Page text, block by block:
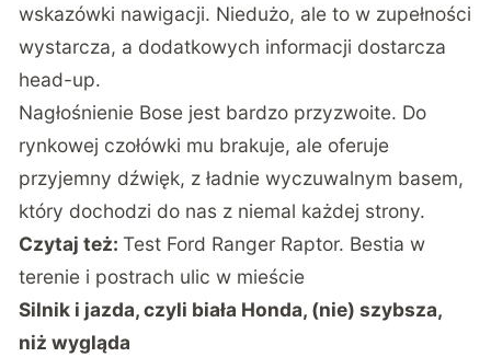
wskazówki nawigacji. Niedużo, ale to w zupełności
wystarcza, a dodatkowych informacji dostarcza
head-up.
Nagłośnienie Bose jest bardzo przyzwoite. Do
rynkowej czołówki mu brakuje, ale oferuje
przyjemny dźwięk, z ładnie wyczuwalnym basem,
który dochodzi do nas z niemal każdej strony.
Czytaj też:Test Ford Ranger Raptor. Bestia w
terenie i postrach ulic w mieście
Silnik i jazda, czyli biała Honda, (nie) szybsza,
niż wygląda